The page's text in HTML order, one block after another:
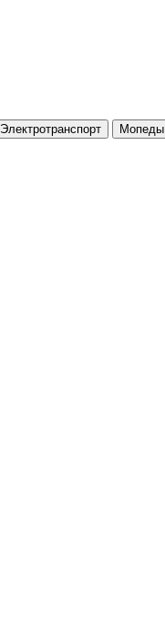
Электротранспорт Мопеды